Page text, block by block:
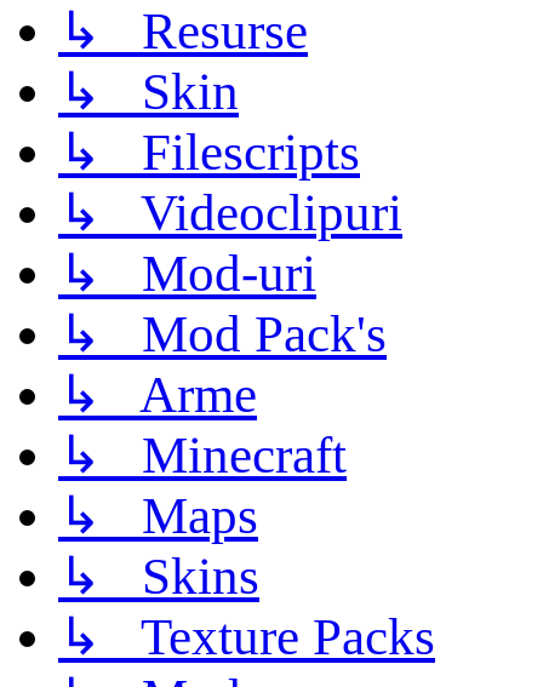
↳ Resurse
↳ Skin
↳ Filescripts
↳ Videoclipuri
↳ Mod-uri
↳ Mod Pack's
↳ Arme
↳ Minecraft
↳ Maps
↳ Skins
↳ Texture Packs